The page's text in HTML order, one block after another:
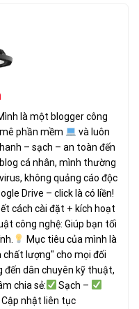
là một blogger công
phần mềm
và luôn
– sạch – an toàn đến
cá nhân, mình thường
không quảng cáo độc
Drive – click là có liền!
cách cài đặt + kích hoạt
công nghệ: Giúp bạn tối
Mục tiêu của mình là
lượng" cho mọi đối
đến dân chuyên kỹ thuật,
chia sẻ:
Sạch –
Cập nhật liên tục